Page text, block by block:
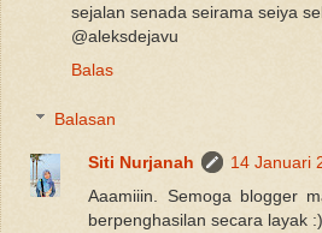
sejalan senada seirama seiya
@aleksdejavu
Balas
Balasan
Siti Nurjanah
14 Januari
Aaamiiin. Semoga blogger
berpenghasilan secara layak :)